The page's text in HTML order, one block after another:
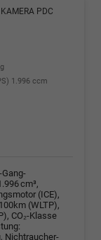
PDC
1.996 ccm
cm³,
(ICE),
(WLTP),
CO₂-Klasse
Nichtraucher-